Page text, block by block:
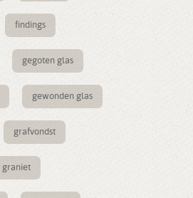
findings
gegoten glas
gewonden glas
grafvondst
graniet